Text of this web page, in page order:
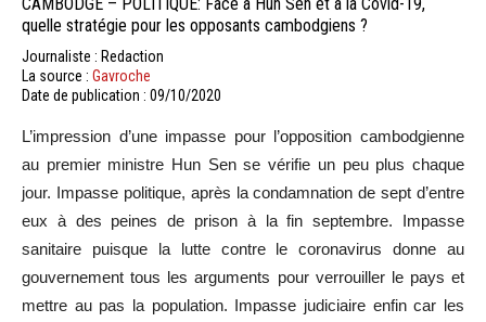
quelle stratégie pour les opposants cambodgiens ?
Journaliste : Redaction
La source : Gavroche
Date de publication : 09/10/2020
L’impression d’une impasse pour l’opposition cambodgienne
au premier ministre Hun Sen se vérifie un peu plus chaque
jour. Impasse politique, après la condamnation de sept d’entre
eux à des peines de prison à la fin septembre. Impasse
sanitaire puisque la lutte contre le coronavirus donne au
gouvernement tous les arguments pour verrouiller le pays et
mettre au pas la population. Impasse judiciaire enfin car les